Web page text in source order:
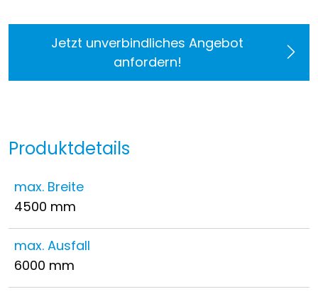
Jetzt unverbindliches Angebot
anfordern!
Produktdetails
max. Breite
4500 mm
max. Ausfall
6000 mm